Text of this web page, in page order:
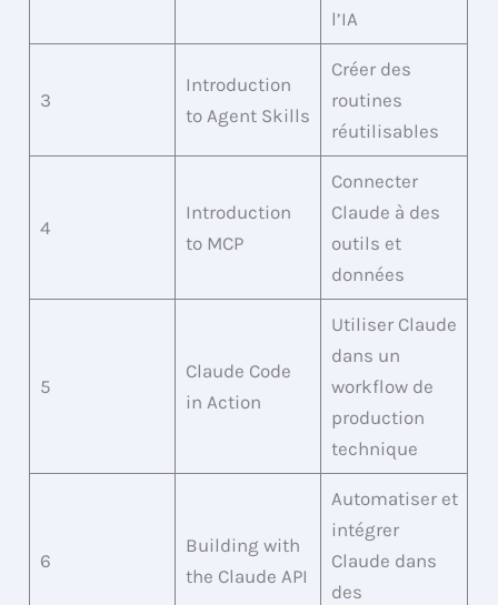
l’IA
3
Introduction
to Agent Skills
Créer des
routines
réutilisables
4
Introduction
to MCP
Connecter
Claude à des
outils et
données
5
Claude Code
in Action
Utiliser Claude
dans un
workflow de
production
technique
6
Building with
the Claude API
Automatiser et
intégrer
Claude dans
des